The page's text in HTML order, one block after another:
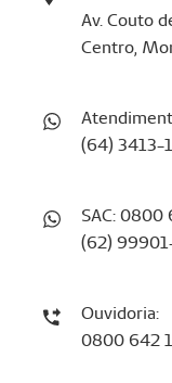
Av. Couto
Centro,
(64) 3413-
SAC: 0800
(62)
Ouvidoria:
0800 642